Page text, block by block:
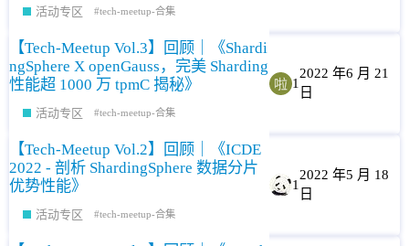
活动专区 tech-meetup-合集
【Tech-Meetup Vol.3】回顾｜《Shardi
ngSphere X openGauss，完美 Sharding
性能超 1000 万 tpmC 揭秘》
活动专区 tech-meetup-合集
1
2022 年6 月 21
日
【Tech-Meetup Vol.2】回顾｜《ICDE
2022 - 剖析 ShardingSphere 数据分片
优势性能》
活动专区 tech-meetup-合集
1
2022 年5 月 18
日